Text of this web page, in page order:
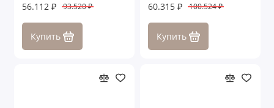
56.112 ₽ 93.520 ₽
Купить
60.315 ₽ 100.524 ₽
Купить